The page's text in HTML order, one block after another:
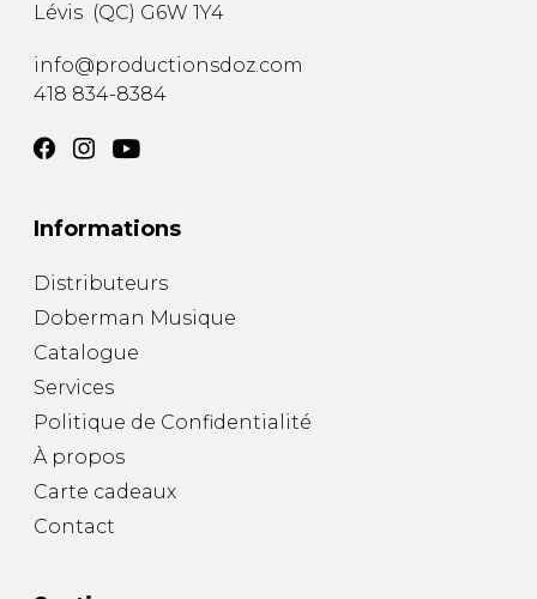
Lévis (QC) G6W 1Y4
info@productionsdoz.com
418 834-8384
Informations
Distributeurs
Doberman Musique
Catalogue
Services
Politique de Confidentialité
À propos
Carte cadeaux
Contact